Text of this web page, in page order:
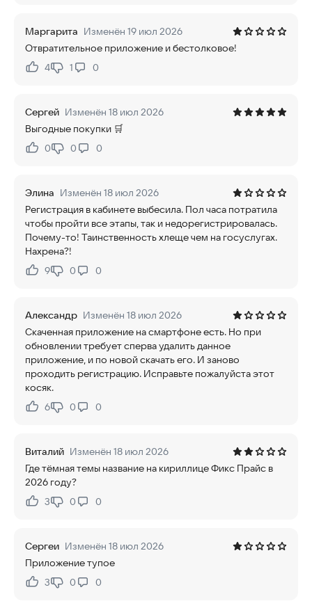
Маргарита Изменён 19 июл 2026
Отвратительное приложение и бестолковое!
Нравится:
4Не нравится:
1 0
Сергей Изменён 18 июл 2026
Выгодные покупки 🛒
Нравится:
0Не нравится:
0 0
Элина Изменён 18 июл 2026
Регистрация в кабинете выбесила. Пол часа потратила
чтобы пройти все этапы, так и недорегистрировалась.
Почему-то! Таинственность хлеще чем на госуслугах.
Нахрена?!
Нравится:
9Не нравится:
0 0
Александр Изменён 18 июл 2026
Скаченная приложение на смартфоне есть. Но при
обновлении требует сперва удалить данное
приложение, и по новой скачать его. И заново
проходить регистрацию. Исправьте пожалуйста этот
косяк.
Нравится:
6Не нравится:
0 0
Виталий Изменён 18 июл 2026
Где тёмная темы название на кириллице Фикс Прайс в
2026 году?
Нравится:
3Не нравится:
0 0
Сергеи Изменён 18 июл 2026
Приложение тупое
Нравится:
3Не нравится:
0 0